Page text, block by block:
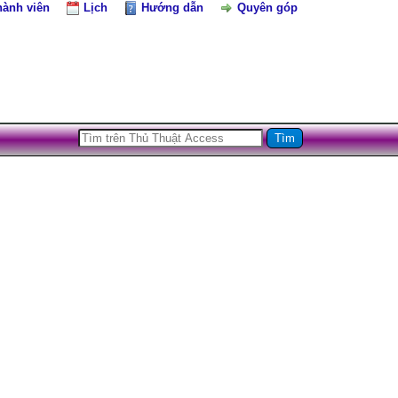
viên Lịch Hướng dẫn Quyên góp